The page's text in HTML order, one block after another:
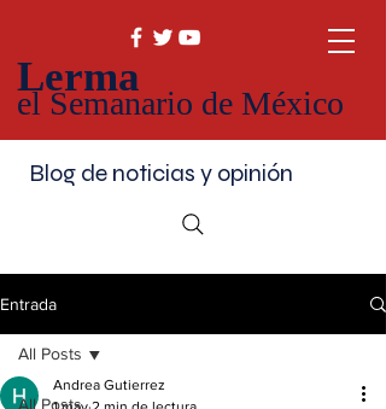
Lerma
el Semanario de México
Blog de noticias y opinión
Entrada
All Posts
All Posts
Andrea Gutierrez